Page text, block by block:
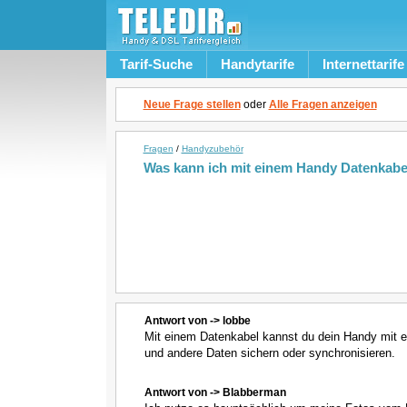
Tarif-Suche Handytarife Internettarife
Neue Frage stellenoder Alle Fragen anzeigen
Fragen / Handyzubehör
Was kann ich mit einem Handy
Antwort von -> lobbe
Mit einem Datenkabel kannst du dein Handy mit
und andere Daten sichern oder synchronisieren.
Antwort von -> Blabberman